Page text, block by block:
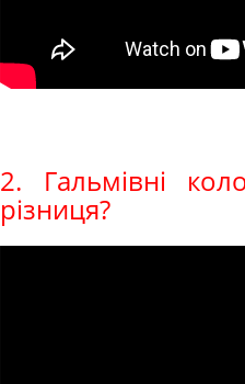
2. Гальмівні
різниця?